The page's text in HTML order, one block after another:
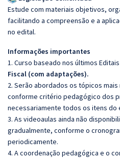
Estude com materiais objetivos,
facilitando a compreensão e a
no edital.
Informações importantes
1. Curso baseado nos últimos
Fiscal (com adaptações).
2. Serão abordados os tópicos
conforme critério pedagógico dos
necessariamente todos os itens do
3. As videoaulas ainda não
gradualmente, conforme o
periodicamente.
4. A coordenação pedagógica e o